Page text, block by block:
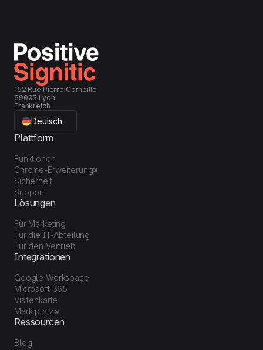
152 Rue Pierre Corneille
69003 Lyon
Frankreich
Deutsch
Plattform
Funktionen
Chrome-Erweiterung
Sicherheit
Support
Lösungen
Für Marketing
Für die IT-Abteilung
Für den Vertrieb
Integrationen
Google Workspace
Microsoft 365
Visitenkarte
Marktplatz
Ressourcen
Blog